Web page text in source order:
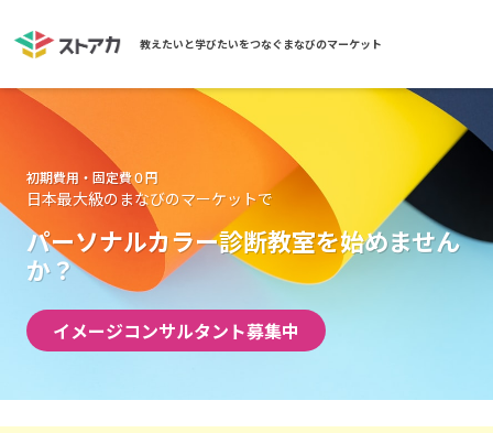
教えたいと学びたいをつなぐまなびのマーケット
初期費用・固定費０円
日本最大級のまなびのマーケットで
パーソナルカラー診断教室を始めません
か？
イメージコンサルタント募集中